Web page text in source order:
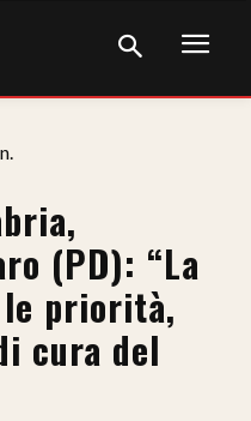
(PD): “La
priorità,
cura del